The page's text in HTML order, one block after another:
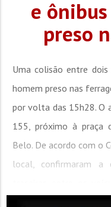
e
preso
Uma colisão entre
homem preso nas
por volta das 15h28. O
155, próximo à praça
Belo. De acordo com o
local, confirmaram a
traseiras entre os